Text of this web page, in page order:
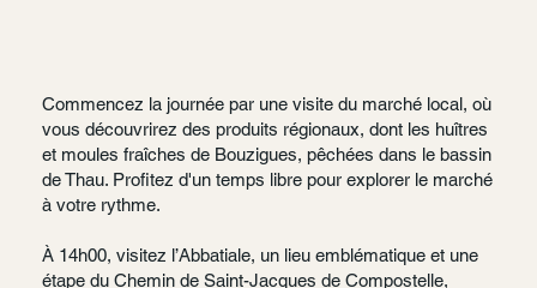
Commencez la journée par une visite du marché local, où
vous découvrirez des produits régionaux, dont les huîtres
et moules fraîches de Bouzigues, pêchées dans le bassin
de Thau. Profitez d'un temps libre pour explorer le marché
à votre rythme.
À 14h00, visitez l’Abbatiale, un lieu emblématique et une
étape du Chemin de Saint-Jacques de Compostelle,